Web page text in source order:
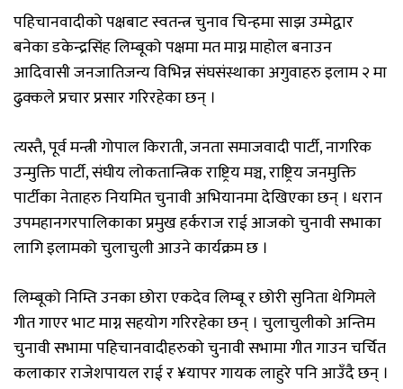
पहिचानवादीको पक्षबाट स्वतन्त्र चुनाव चिन्हमा साझ उम्मेद्वार
बनेका डकेन्द्रसिंह लिम्बूको पक्षमा मत माग्न माहोल बनाउन
आदिवासी जनजातिजन्य विभिन्न संघसंस्थाका अगुवाहरु इलाम २ मा
ढुक्कले प्रचार प्रसार गरिरहेका छन् ।
त्यस्तै, पूर्व मन्त्री गोपाल किराती, जनता समाजवादी पार्टी, नागरिक
उन्मुक्ति पार्टी, संघीय लोकतान्त्रिक राष्ट्रिय मञ्च, राष्ट्रिय जनमुक्ति
पार्टीका नेताहरु नियमित चुनावी अभियानमा देखिएका छन् । धरान
उपमहानगरपालिकाका प्रमुख हर्कराज राई आजको चुनावी सभाका
लागि इलामको चुलाचुली आउने कार्यक्रम छ ।
लिम्बूको निम्ति उनका छोरा एकदेव लिम्बू र छोरी सुनिता थेगिमले
गीत गाएर भाट माग्न सहयोग गरिरहेका छन् । चुलाचुलीको अन्तिम
चुनावी सभामा पहिचानवादीहरुको चुनावी सभामा गीत गाउन चर्चित
कलाकार राजेशपायल राई र ¥यापर गायक लाहुरे पनि आउँदै छन् ।